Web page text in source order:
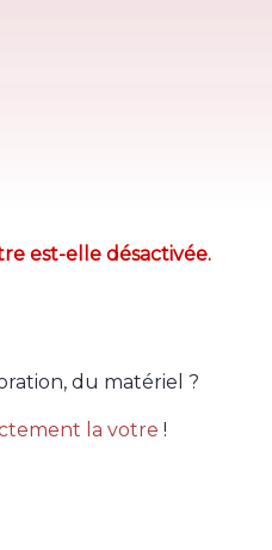
est-elle désactivée.
du matériel ?
la votre !